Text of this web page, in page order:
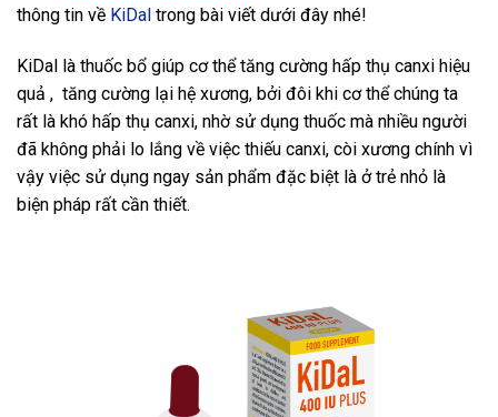
thông tin về KiDal trong bài viết dưới đây nhé!
KiDal là thuốc bổ giúp cơ thể tăng cường hấp thụ canxi hiệu
quả , tăng cường lại hệ xương, bởi đôi khi cơ thể chúng ta
rất là khó hấp thụ canxi, nhờ sử dụng thuốc mà nhiều người
đã không phải lo lắng về việc thiếu canxi, còi xương chính vì
vậy việc sử dụng ngay sản phẩm đặc biệt là ở trẻ nhỏ là
biện pháp rất cần thiết.